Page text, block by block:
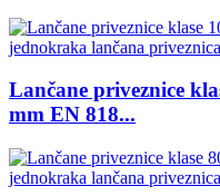
Lančane priveznice
mm EN 818...